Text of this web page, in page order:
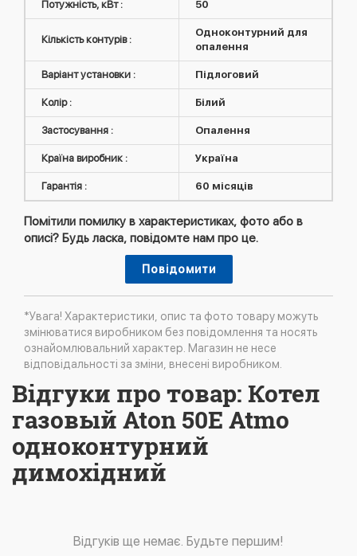
Потужність, кВт : 50
Кількість контурів :
Одноконтурний для
опалення
Варіант установки : Підлоговий
Колір : Білий
Застосування : Опалення
Країна виробник : Україна
Гарантія : 60 місяців
Помітили помилку в характеристиках, фото або в
описі? Будь ласка, повідомте нам про це.
Повідомити
*Увага! Характеристики, опис та фото товару можуть
змінюватися виробником без повідомлення та носять
ознайомлювальний характер. Магазин не несе
відповідальності за зміни, внесені виробником.
Відгуки про товар: Котел
газовый Aton 50Е Atmo
одноконтурний
димохідний
Відгуків ще немає. Будьте першим!